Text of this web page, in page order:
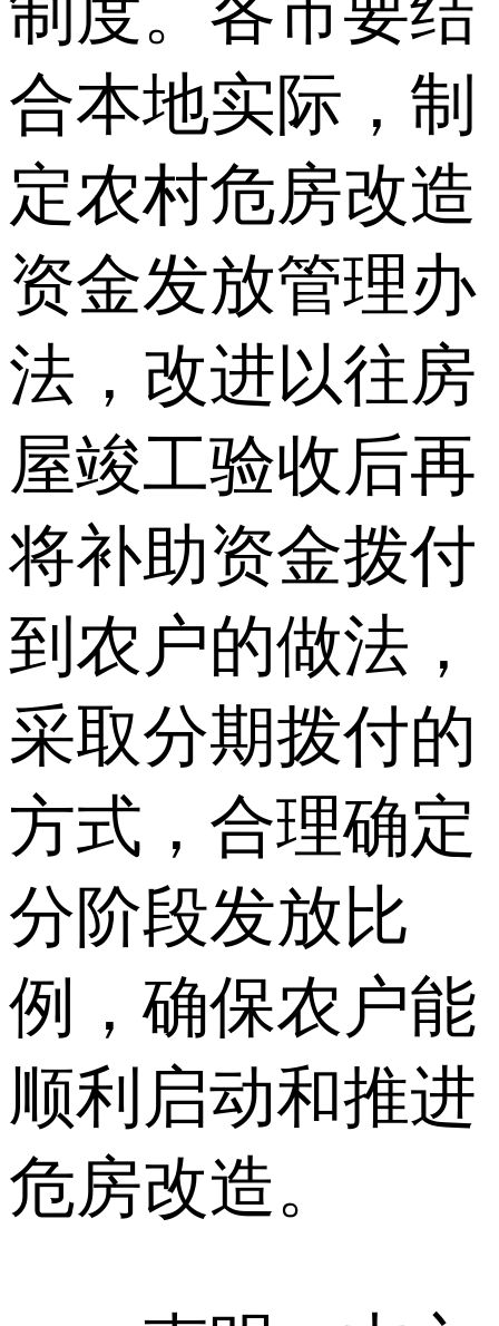
合本地实际，制
定农村危房改造
资金发放管理办
法，改进以往房
屋竣工验收后再
将补助资金拨付
到农户的做法，
采取分期拨付的
方式，合理确定
分阶段发放比
例，确保农户能
顺利启动和推进
危房改造。